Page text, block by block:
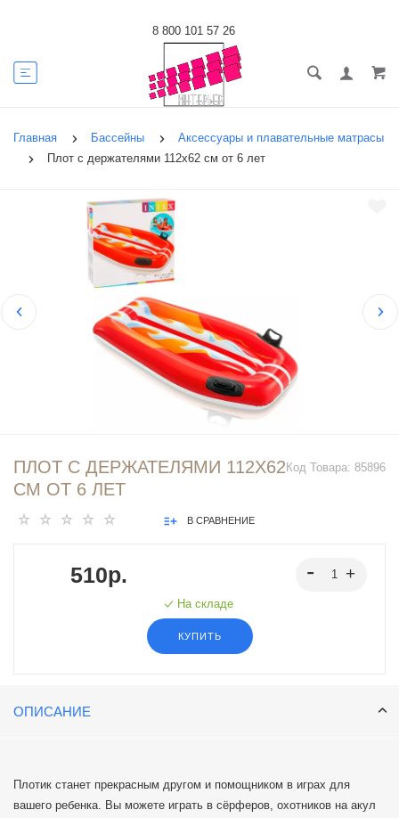
8 800 101 57 26
Главная Бассейны
Аксессуары и плавательные матрасы
Плот с держателями 112х62 см от 6 лет
Код Товара: 85896
ПЛОТ С ДЕРЖАТЕЛЯМИ 112Х62
СМ ОТ 6 ЛЕТ
В СРАВНЕНИЕ
510р.
На складе
КУПИТЬ
ОПИСАНИЕ
Плотик станет прекрасным другом и помощником в играх для
вашего ребенка. Вы можете играть в сёрферов, охотников на акул